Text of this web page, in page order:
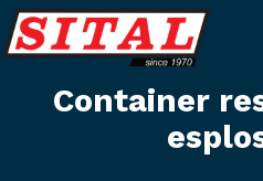
Skip
to
Container